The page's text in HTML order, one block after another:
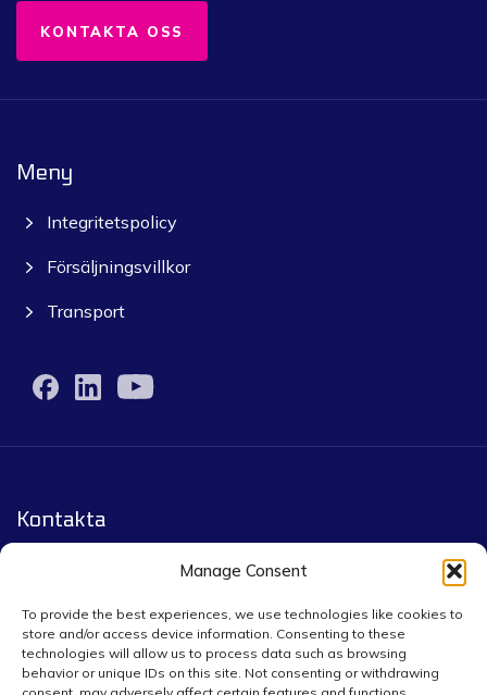
Manage Consent
To provide the best experiences, we use technologies like cookies to
store and/or access device information. Consenting to these
technologies will allow us to process data such as browsing
behavior or unique IDs on this site. Not consenting or withdrawing
KONTAKTA OSS
Meny
Integritetspolicy
Försäljningsvillkor
Transport
Kontakta
Yourpack.eu by Infigo Group co.
Leopoldstrasse 244, 80807 München
Złota 75A/7, 00819 Warszawa